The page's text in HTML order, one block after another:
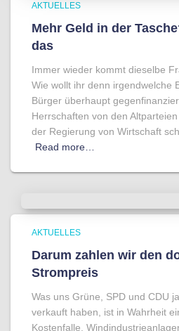
AKTUELLES
Mehr Geld in der
das
Immer wieder kommt dieselbe
Wie wollt ihr denn irgendwelche
Bürger überhaupt
Herrschaften von den
der Regierung von Wirtschaft
Read more…
AKTUELLES
Darum zahlen wir den
Strompreis
Was uns Grüne, SPD und CDU
verkauft haben, ist in Wahrheit
Kostenfalle.